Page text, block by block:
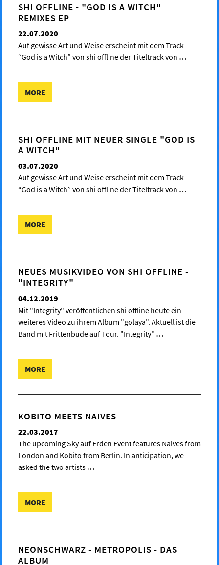
SHI OFFLINE - "GOD IS A WITCH"
REMIXES EP
22.07.2020
Auf gewisse Art und Weise erscheint mit dem Track
“God is a Witch” von shi offline der Titeltrack von …
MORE
SHI OFFLINE MIT NEUER SINGLE "GOD IS
A WITCH"
03.07.2020
Auf gewisse Art und Weise erscheint mit dem Track
“God is a Witch” von shi offline der Titeltrack von …
MORE
NEUES MUSIKVIDEO VON SHI OFFLINE -
"INTEGRITY"
04.12.2019
Mit "Integrity" veröffentlichen shi offline heute ein
weiteres Video zu ihrem Album "golaya". Aktuell ist die
Band mit Frittenbude auf Tour. "Integrity" …
MORE
KOBITO MEETS NAIVES
22.03.2017
The upcoming Sky auf Erden Event features Naives from
London and Kobito from Berlin. In anticipation, we
asked the two artists …
MORE
NEONSCHWARZ - METROPOLIS - DAS
ALBUM